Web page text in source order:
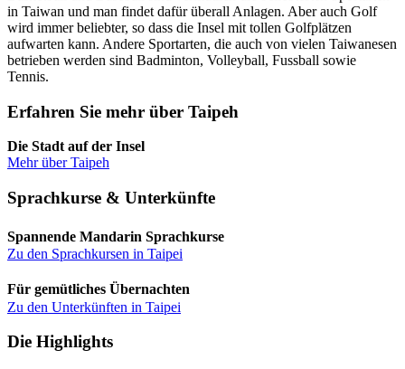
in Taiwan und man findet dafür überall Anlagen. Aber auch Golf
wird immer beliebter, so dass die Insel mit tollen Golfplätzen
aufwarten kann. Andere Sportarten, die auch von vielen Taiwanesen
betrieben werden sind Badminton, Volleyball, Fussball sowie
Tennis.
Erfahren Sie mehr über Taipeh
Die Stadt auf der Insel
Mehr über Taipeh
Sprachkurse & Unterkünfte
Spannende Mandarin Sprachkurse
Zu den Sprachkursen in Taipei
Für gemütliches Übernachten
Zu den Unterkünften in Taipei
Die Highlights